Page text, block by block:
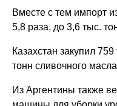
Вместе с тем импорт
5,8 раза, до 3,6 тыс.
Казахстан закупил
тонн сливочного
Из Аргентины также